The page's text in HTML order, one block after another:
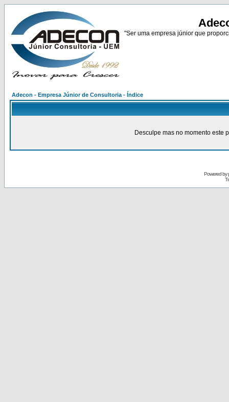
"Ser uma empresa júnior que
Adecon - Empresa Júnior de Consultoria - Índice
Desculpe mas no momento este
Powered by